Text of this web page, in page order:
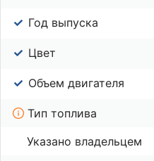
Год выпуска
Цвет
Объем двигателя
Тип топлива
Указано владельцем